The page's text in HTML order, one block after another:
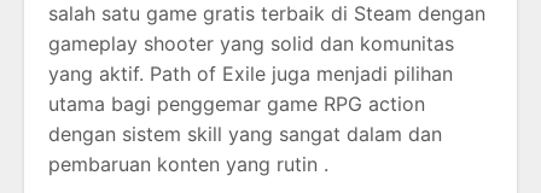
salah satu game gratis terbaik di Steam dengan
gameplay shooter yang solid dan komunitas
yang aktif. Path of Exile juga menjadi pilihan
utama bagi penggemar game RPG action
dengan sistem skill yang sangat dalam dan
pembaruan konten yang rutin .